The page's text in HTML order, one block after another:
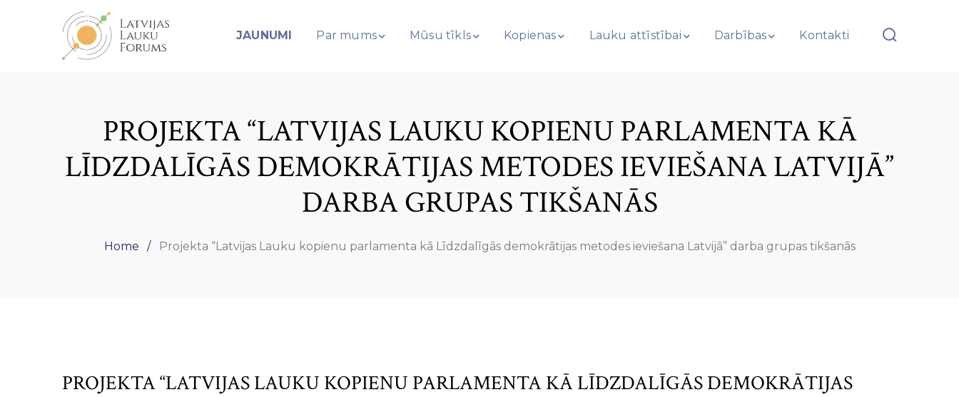
JAUNUMI Par mums Mūsu tīkls Kopienas Lauku attīstībai Darbības Kontakti
PROJEKTA “LATVIJAS LAUKU KOPIENU PARLAMENTA KĀ
LĪDZDALĪGĀS DEMOKRĀTIJAS METODES IEVIEŠANA LATVIJĀ”
DARBA GRUPAS TIKŠANĀS
Home Projekta “Latvijas Lauku kopienu parlamenta kā Līdzdalīgās demokrātijas metodes ieviešana Latvijā” darba grupas tikšanās
PROJEKTA “LATVIJAS LAUKU KOPIENU PARLAMENTA KĀ LĪDZDALĪGĀS DEMOKRĀTIJAS